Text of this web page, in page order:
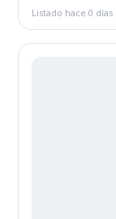
Listado hace 0 días